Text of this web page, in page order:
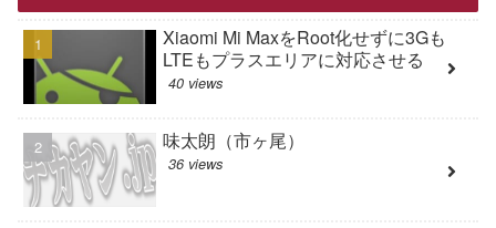
Xiaomi Mi MaxをRoot化せずに3Gも
LTEもプラスエリアに対応させる
40 views
味太朗（市ヶ尾）
36 views